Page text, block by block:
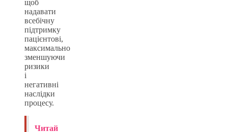
щоб
надавати
всебічну
підтримку
пацієнтові,
максимально
зменшуючи
ризики
і
негативні
наслідки
процесу.
Читай